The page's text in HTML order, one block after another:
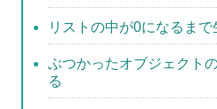
リストの中が0になるまで
ぶつかったオブジェクト
る